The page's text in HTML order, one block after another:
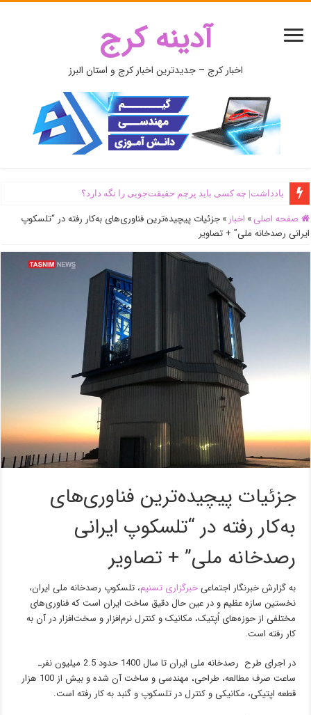
آدینه کرج
اخبار کرج – جدیدترین اخبار کرج و استان البرز
یادداشت| ‌چه کسی باید پرچم حقیقت‌جویی را نگه دارد؟
اَبَر‌ویلای شخص ذی‌نفوذ در حاشیه‌ رود کرج تخریب شد + جزئیات و فیلم
صفحه اصلی » اخبار » جزئیات پیچیده‌ترین فناوری‌های به‌کار رفته در “تلسکوپ
ایرانی رصدخانه ملی” + تصاویر
جزئیات پیچیده‌ترین فناوری‌های
به‌کار رفته در “تلسکوپ ایرانی
رصدخانه ملی” + تصاویر
به گزارش خبرنگار اجتماعیخبرگزاری تسنیم، تلسکوپ رصدخانه ملی ایران،
نخستین سازه عظیم و در عین حال دقیق ساخت ایران است که فناوری‌های
مختلفی از حوزه‌های اُپتیک، مکانیک و کنترل نرم‌افزار و سخت‌افزار در آن به
کار رفته است.
در اجرای طرح رصدخانه ملی ایران تا سال 1400 حدود 2.5 میلیون نفرـ
ساعت صرف مطالعه، طراحی، مهندسی و ساخت آن شده و بیش از 100 هزار
قطعه اپتیکی، مکانیکی و کنترل در تلسکوپ و گنبد به کار رفته است.